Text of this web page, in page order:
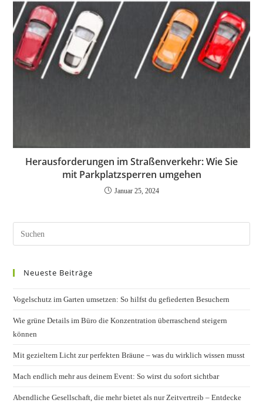
Herausforderungen im Straßenverkehr: Wie Sie
mit Parkplatzsperren umgehen
Januar 25, 2024
Neueste Beiträge
Vogelschutz im Garten umsetzen: So hilfst du gefiederten Besuchern
Wie grüne Details im Büro die Konzentration überraschend steigern
können
Mit gezieltem Licht zur perfekten Bräune – was du wirklich wissen musst
Mach endlich mehr aus deinem Event: So wirst du sofort sichtbar
Abendliche Gesellschaft, die mehr bietet als nur Zeitvertreib – Entdecke